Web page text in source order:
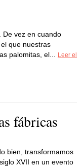
De vez en cuando
que nuestras
palomitas, el...
Leer el
fábricas
bien, transformamos
XVII en un evento